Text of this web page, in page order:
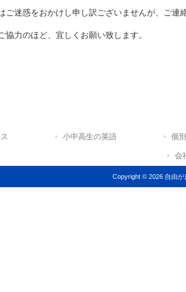
ご迷惑をおかけし申し訳ございませんが、ご連
協力のほど、宜しくお願い致します。
小中高生の英語 個
会
Copyright © 2026 自由が